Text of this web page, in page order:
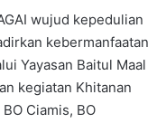
wujud kepedulian
kebermanfaatan
Yayasan Baitul Maal
kegiatan Khitanan
Ciamis, BO